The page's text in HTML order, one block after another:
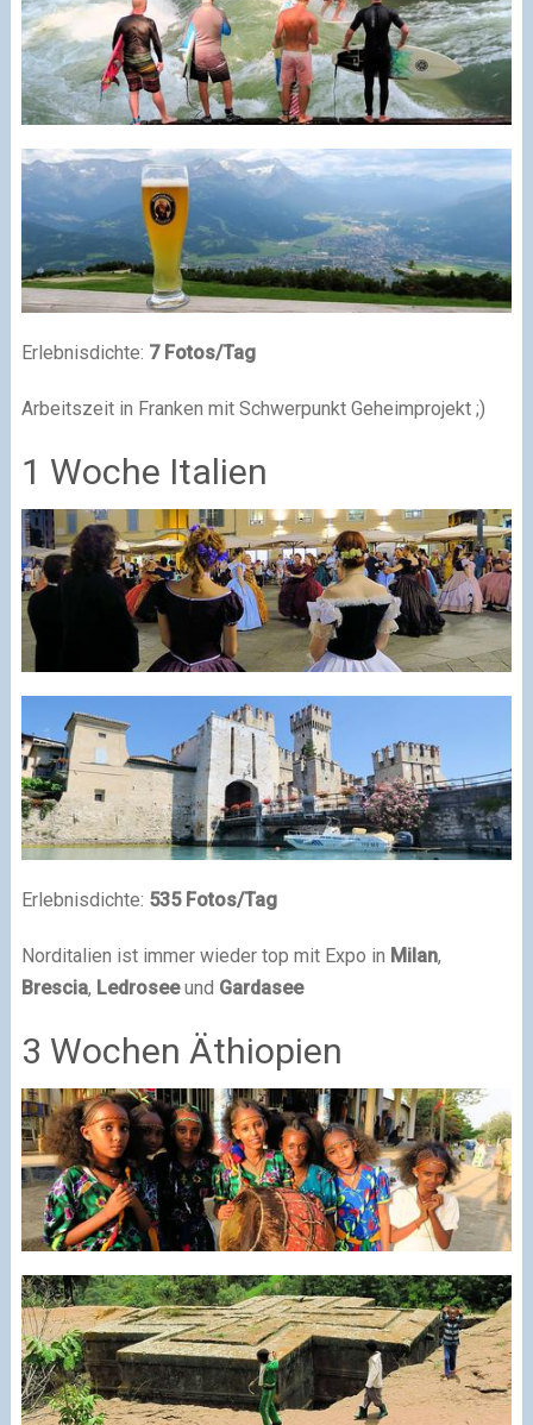
Erlebnisdichte: 7 Fotos/Tag
Arbeitszeit in Franken mit Schwerpunkt Geheimprojekt ;)
1 Woche Italien
Erlebnisdichte: 535 Fotos/Tag
Norditalien ist immer wieder top mit Expo in Milan,
Brescia, Ledroseeund Gardasee
3 Wochen Äthiopien